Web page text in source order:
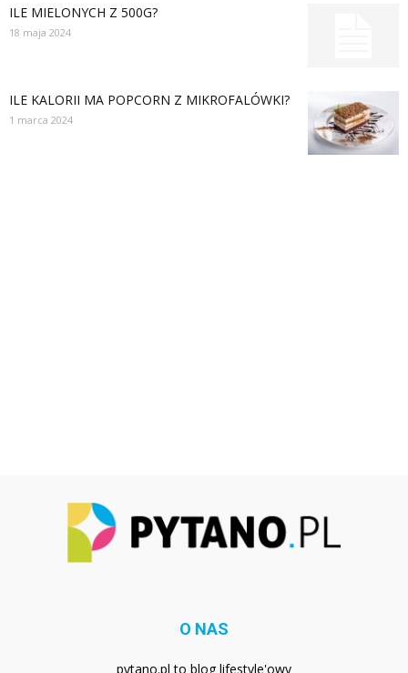
ILE MIELONYCH Z 500G?
18 maja 2024
ILE KALORII MA POPCORN Z MIKROFALÓWKI?
1 marca 2024
O NAS
pytano.pl to blog lifestyle'owy